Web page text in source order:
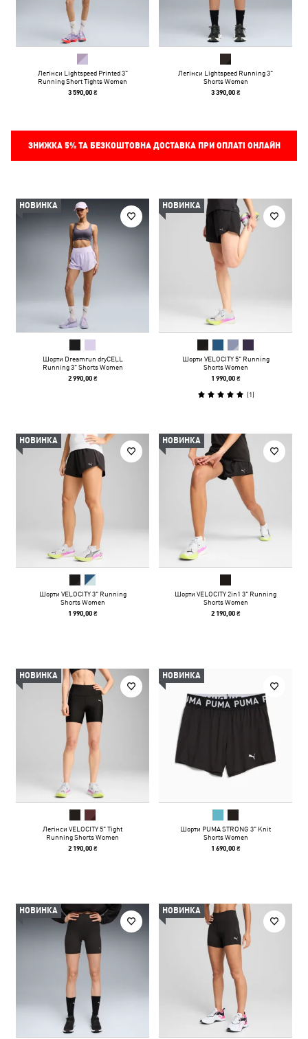
Легінси Lightspeed Printed 3"
Running Short Tights Women
3 590,00 ₴
Легінси Lightspeed Running 3"
Shorts Women
3 390,00 ₴
ЗНИЖКА 5%ТА БЕЗКОШТОВНА ДОСТАВКА ПРИ ОПЛАТІ ОНЛАЙН
НОВИНКА
Шорти Dreamrun dryCELL
Running 3" Shorts Women
2 990,00 ₴
НОВИНКА
Шорти VELOCITY 5" Running
Shorts Women
1 990,00 ₴
(1)
НОВИНКА
Шорти VELOCITY 3" Running
Shorts Women
1 990,00 ₴
НОВИНКА
Шорти VELOCITY 2in1 3" Running
Shorts Women
2 190,00 ₴
НОВИНКА
Легінси VELOCITY 5" Tight
Running Shorts Women
2 190,00 ₴
НОВИНКА
Шорти PUMA STRONG 3" Knit
Shorts Women
1 690,00 ₴
НОВИНКА НОВИНКА